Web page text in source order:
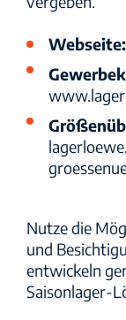
Webseite:
Nutze die
und
entwickeln
Saisonlager-